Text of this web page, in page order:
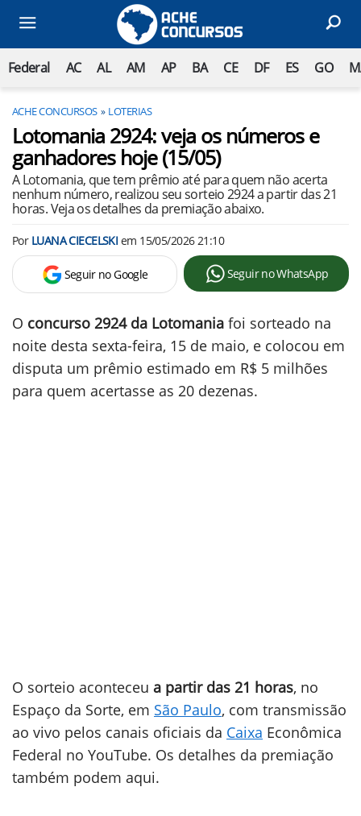
Federal AC AL AM AP BA CE DF ES GO
ACHE CONCURSOS LOTERIAS
Lotomania 2924: veja os números e
ganhadores hoje (15/05)
A Lotomania, que tem prêmio até para quem não acerta
nenhum número, realizou seu sorteio 2924 a partir das 21
horas. Veja os detalhes da premiação abaixo.
Por LUANA CIECELSKIem 15/05/2026 21:10
Seguir no Google Seguir no WhatsApp
O concurso 2924 da Lotomania foi sorteado na
noite desta sexta-feira, 15 de maio, e colocou em
disputa um prêmio estimado em R$ 5 milhões
para quem acertasse as 20 dezenas.
O sorteio aconteceu a partir das 21 horas, no
Espaço da Sorte, em São Paulo, com transmissão
ao vivo pelos canais oficiais da Caixa Econômica
Federal no YouTube. Os detalhes da premiação
também podem aqui.